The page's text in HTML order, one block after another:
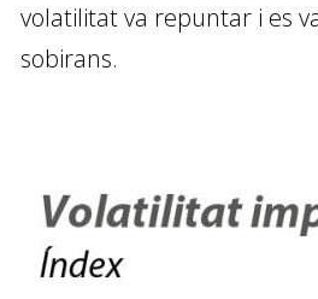
volatilitat va repuntar i es
sobirans.